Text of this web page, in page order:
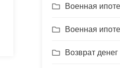
Военная
Военная
Возврат денег